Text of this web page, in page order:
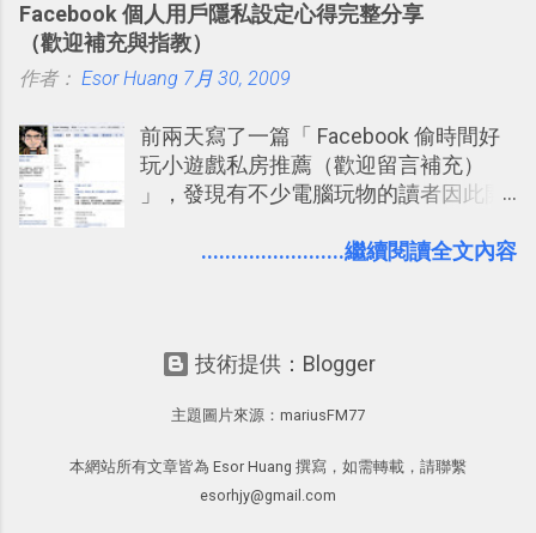
練習的記憶卡片，自動規劃要延期複習
的卡片，每天自動產生記憶練習題，這
樣的軟體中最受好評的，或許就是今天
大綱收合、目錄連結、錨點連結，整理
超長筆記應用案例分享 新功能教學： 會
議記錄不麻煩！我常用兩個 Evernote AI
學： Evernote 新增類似 Google 文件的
「免帳號登入」多人同步編輯功能
Facebook 個人用戶隱私設定心得完整分享
（歡迎補充與指教）
作者： Esor Huang 7月 30, 2009
前兩天寫了一篇「 Facebook 偷時間好
玩小遊戲私房推薦（歡迎留言補充）
」，發現有不少電腦玩物的讀者因此開
Facebook確 實是目前最好的社群、社
又加入了哪個社團？某位好友又出現在
哪個遊戲？但也正因為如此，Facebook
如何分析使用你的個人資料而達到這種
社群效果？則是很多人感到疑慮的部
份，也是惡意程式有可能利用的部份 。
........................繼續閱讀全文內容
技術提供：Blogger
主題圖片來源： mariusFM77
本網站所有文章皆為 Esor Huang 撰寫，如需轉載，請聯繫
esorhjy@gmail.com